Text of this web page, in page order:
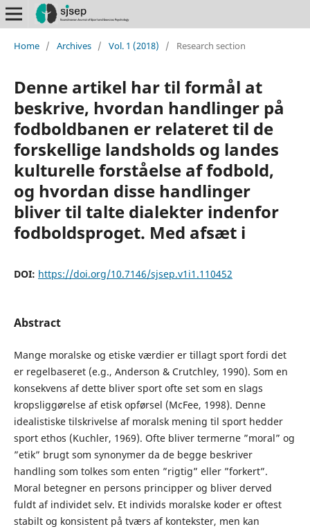
Home / Archives / Vol. 1 (2018) / Research section
Denne artikel har til formål at
beskrive, hvordan handlinger på
fodboldbanen er relateret til de
forskellige landsholds og landes
kulturelle forståelse af fodbold,
og hvordan disse handlinger
bliver til talte dialekter indenfor
fodboldsproget. Med afsæt i
DOI: https://doi.org/10.7146/sjsep.v1i1.110452
Abstract
Mange moralske og etiske værdier er tillagt sport fordi det
er regelbaseret (e.g., Anderson & Crutchley, 1990). Som en
konsekvens af dette bliver sport ofte set som en slags
kropsliggørelse af etisk opførsel (McFee, 1998). Denne
idealistiske tilskrivelse af moralsk mening til sport hedder
sport ethos (Kuchler, 1969). Ofte bliver termerne ”moral” og
”etik” brugt som synonymer da de begge beskriver
handling som tolkes som enten ”rigtig” eller ”forkert”.
Moral betegner en persons principper og bliver derved
fuldt af individet selv. Et individs moralske koder er oftest
stabilt og konsistent på tværs af kontekster, men kan